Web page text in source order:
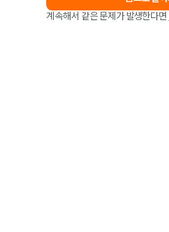
계속해서 같은 문제가 발생한다면